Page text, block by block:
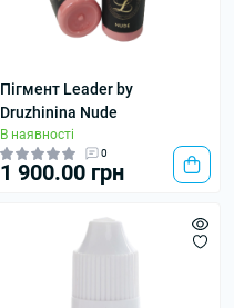
Пігмент Leader by
Druzhinina Nude
В наявності
0
1 900.00 грн